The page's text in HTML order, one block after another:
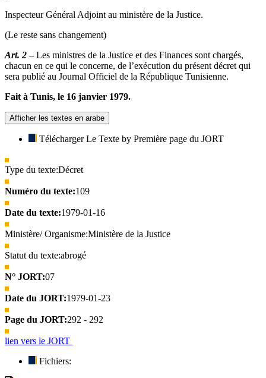
Inspecteur Général Adjoint au ministère de la Justice.
(Le reste sans changement)
Art. 2 – Les ministres de la Justice et des Finances sont chargés,
chacun en ce qui le concerne, de l’exécution du présent décret qui
sera publié au Journal Officiel de la République Tunisienne.
Fait à Tunis, le 16 janvier 1979.
Afficher les textes en arabe
Télécharger Le Texte by Première page du JORT
Type du texte:Décret
Numéro du texte:109
Date du texte:1979-01-16
Ministère/ Organisme:Ministère de la Justice
Statut du texte:abrogé
N° JORT:07
Date du JORT:1979-01-23
Page du JORT:292 - 292
lien vers le JORT
Fichiers: